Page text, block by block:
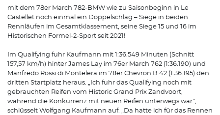
mit dem 78er March 782-BMW wie zu Saisonbeginn in Le
Castellet noch einmal ein Doppelschlag – Siege in beiden
Rennläufen im Gesamtklassement, seine Siege 15 und 16 im
Historischen Formel-2-Sport seit 2021!
Im Qualifying fuhr Kaufmann mit 1:36.549 Minuten (Schnitt
157,57 km/h) hinter James Lay im 76er March 762 (1:36.190) und
Manfredo Rossi di Montelera im 78er Chevron B 42 (1:36.195) den
dritten Startplatz heraus. „Ich fuhr das Qualifying noch mit
gebrauchten Reifen vom Historic Grand Prix Zandvoort,
während die Konkurrenz mit neuen Reifen unterwegs war“,
schlüsselt Wolfgang Kaufmann auf. „Da hatte ich für das Rennen